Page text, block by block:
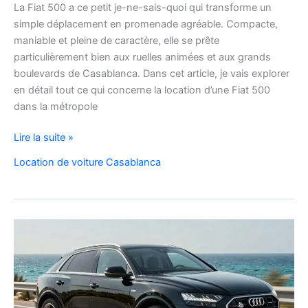
La Fiat 500 a ce petit je-ne-sais-quoi qui transforme un
simple déplacement en promenade agréable. Compacte,
maniable et pleine de caractère, elle se prête
particulièrement bien aux ruelles animées et aux grands
boulevards de Casablanca. Dans cet article, je vais explorer
en détail tout ce qui concerne la location d’une Fiat 500
dans la métropole
Voyager
Casablanca
Fiat
500
charme,
pratiques
et
bons
Lire la suite »
Location de voiture Casablanca